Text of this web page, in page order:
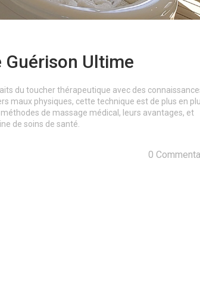
Guérison Ultime
du toucher thérapeutique avec des
maux physiques, cette technique est de plus en
de massage médical, leurs avantages, et
de soins de santé.
0